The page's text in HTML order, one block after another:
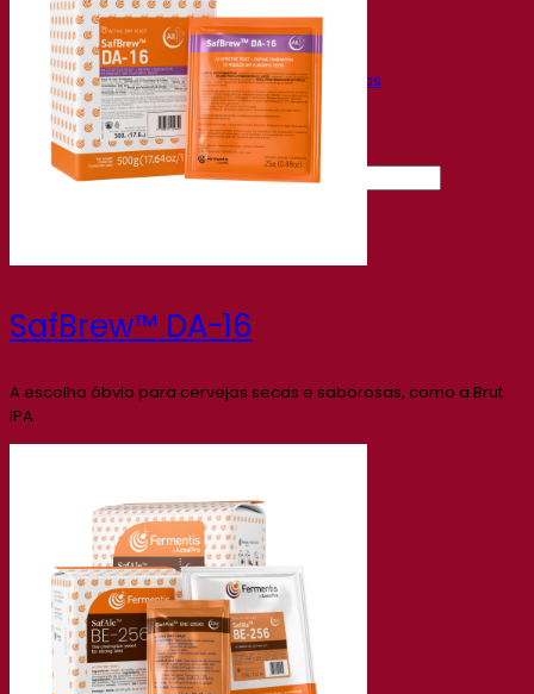
Gravações de webinars
Recursos
Centro de conhecimento
Percepções de especialistas
Documentations
Fermentis app
Find us
Pesquisar por:
SafBrew™ DA-16
A escolha óbvia para cervejas secas e saborosas, como a Brut
IPA